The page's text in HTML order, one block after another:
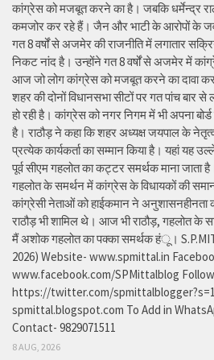
कांग्रेस को मजबूत करने का है। जबकि धर्मेन्द्र
कमजोर कर रहे हैं। जैन और भाटी के आरोपों के
गत 8 वर्षों से अजमेर की राजनीति में लगातार
निकट नांद है। उन्होंने गत 8 वर्षों से अजमेर में
आज जो लोग कांग्रेस को मजबूत करने का दावा
शहर की दोनों विधानसभा सीटों पर गत पांच बार से
हो रही है। कांग्रेस को नगर निगम में भी अपना
है। राठौड़ ने कहा कि शहर अध्यक्ष जयपाल के
प्रत्येक कार्यकर्ता का सम्मान किया है। यहां यह
पूर्व सीएम गहलोत का कट्टर समर्थक माना
गहलोत के समर्थन में कांग्रेस के विधायकों की
कांग्रेसी नेताओं को हाईकमान ने अनुशासनहीनता
राठौड़ भी शामिल थे। आज भी राठौड़, गहलोत के
मैं अशोक गहलोत का पक्का समर्थक हंू।
2026) Website- www.spmittal.in
www.facebook.com/SPMittalblog
https://twitter.com/
spmittal.blogspot.com To Add in
Contact- 9829071511
8 AUG, 2026